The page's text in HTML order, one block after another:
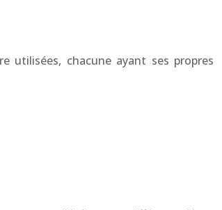
utilisées, chacune ayant ses propres